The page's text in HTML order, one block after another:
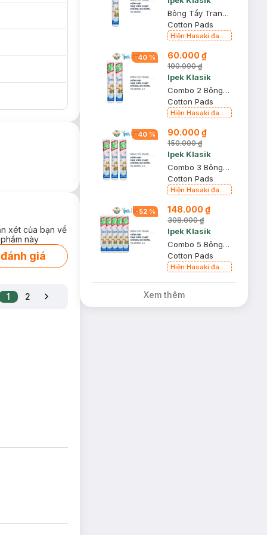
xét của bạn về
này
giá
1 2
Bông Tẩy Trang Ipek 150 Miếng
Cotton Pads
Hiện Hasaki đang
mẫu cũ - mới
-40 % 60.000 ₫
100.000 ₫
Ipek Klasik
Combo 2 Bông Tẩy Trang Ipek 150 Miếng
Cotton Pads
Hiện Hasaki đang
mẫu cũ - mới
-40 % 90.000 ₫
150.000 ₫
Ipek Klasik
Combo 3 Bông Tẩy Trang Ipek 150 Miếng
Cotton Pads
Hiện Hasaki đang
mẫu cũ - mới
-52 % 148.000 ₫
308.000 ₫
Ipek Klasik
Combo 5 Bông Tẩy Trang Ipek 150 Miếng
Cotton Pads
Hiện Hasaki đang
Xem thêm